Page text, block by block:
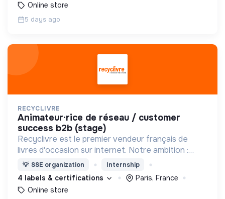
Online store
5 days ago
RECYCLIVRE
animateur·rice de réseau / customer
success b2b (stage)
Recyclivre est le premier vendeur français de
livres d'occasion sur internet. Notre ambition :
avoir un impact favorable sur l'homme et son
environnement.
💡 SSE organization Internship
4 labels & certifications
Paris, France
Online store